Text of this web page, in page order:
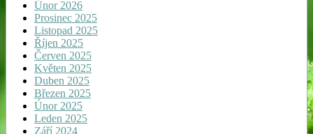
Únor 2026
Prosinec 2025
Listopad 2025
Říjen 2025
Červen 2025
Květen 2025
Duben 2025
Březen 2025
Únor 2025
Leden 2025
Září 2024